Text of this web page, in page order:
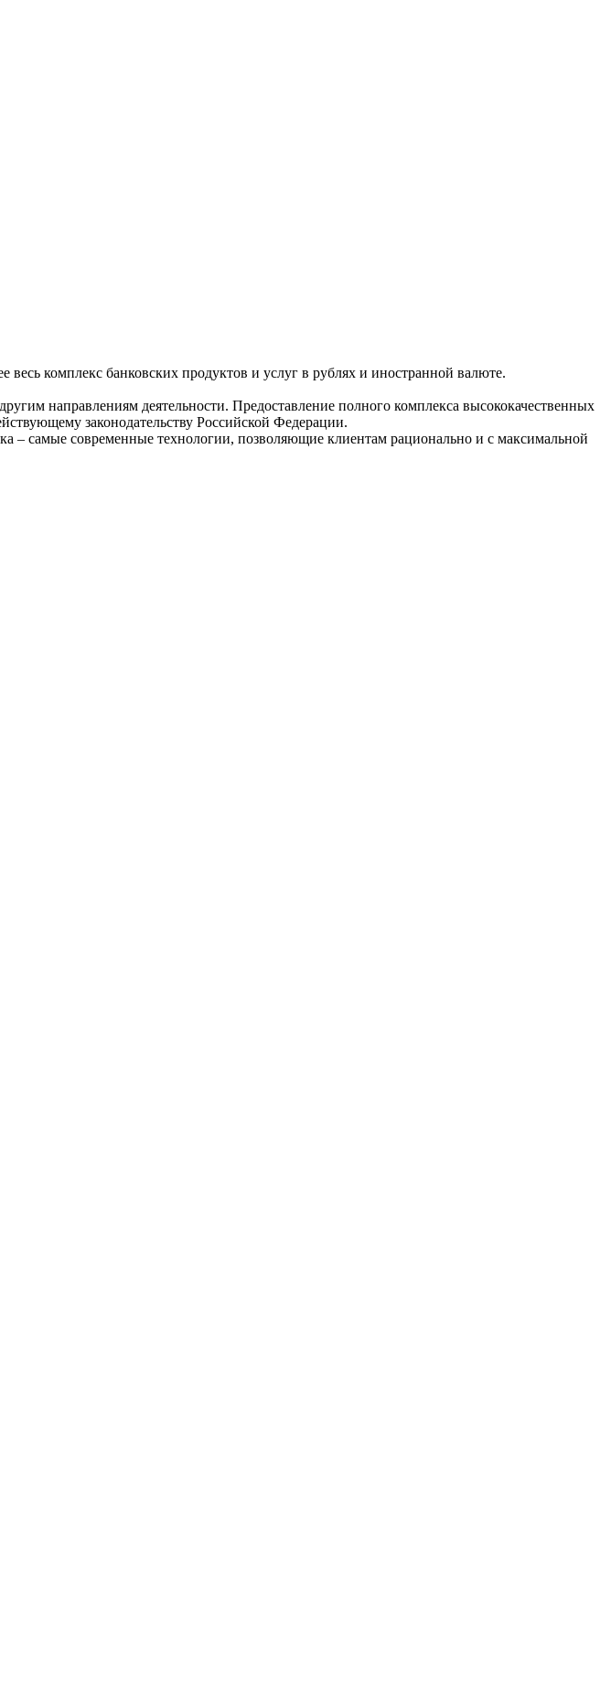
комплекс банковских продуктов и услуг в рублях и иностранной валюте.
направлениям деятельности. Предоставление полного комплекса высококачественных
законодательству Российской Федерации.
– самые современные технологии, позволяющие клиентам рационально и с максимальной